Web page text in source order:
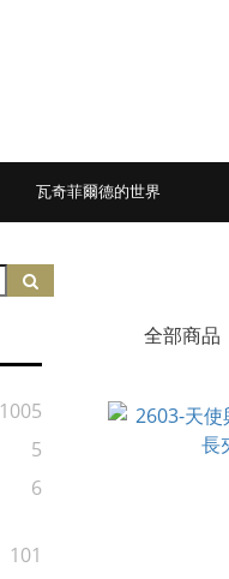
瓦奇菲爾德的世界
1005
5
6
101
全部商品